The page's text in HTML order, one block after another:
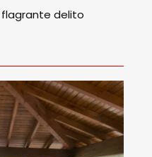
flagrante delito